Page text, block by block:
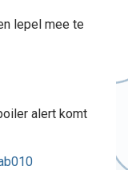
lepel mee te
alert komt